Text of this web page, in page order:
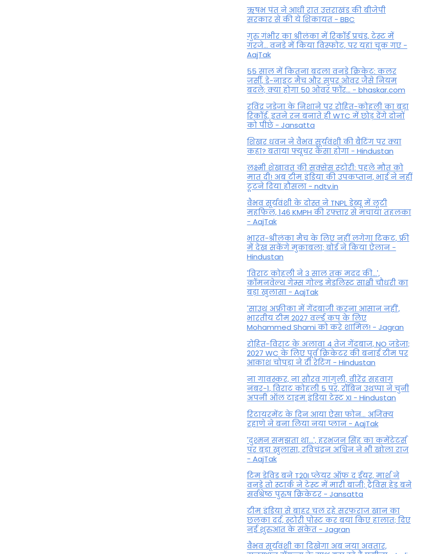
ऋषभ पंत ने आधी रात उत्तराखंड की बीजेपी
सरकार से की ये शिकायत - BBC
गुरु गंभीर का श्रीलंका में र‍िकॉर्ड प्रचंड, टेस्ट में
गरजे... वनडे में किया व‍िस्फोट, पर यहां चूक गए -
AajTak
55 साल में कितना बदला वनडे क्रिकेट: कलर
जर्सी, डे-नाइट मैच और सुपर ओवर जैसे नियम
बदले; क्या होगा 50 ओवर फॉर... - bhaskar.com
रविंद्र जडेजा के निशाने पर रोहित-कोहली का बड़ा
रिकॉर्ड, इतने रन बनाते ही WTC में छोड़ देंगे दोनों
को पीछे - Jansatta
शिखर धवन ने वैभव सूर्यवंशी की बैटिंग पर क्या
कहा? बताया फ्यूचर कैसा होगा - Hindustan
लक्ष्मी शेखावत की सक्‍सेस स्‍टोरी: पहले मौत को
मात दी! अब टीम इंडिया की उपकप्तान, भाई ने नहीं
टूटने दिया हौसला - ndtv.in
वैभव सूर्यवंशी के दोस्त ने TNPL डेब्यू में लूटी
महफिल, 146 KMPH की रफ्तार से मचाया तहलका
- AajTak
भारत-श्रीलंका मैच के लिए नहीं लगेगा टिकट, फ्री
में देख सकेंगे मुकाबला; बोर्ड ने किया ऐलान -
Hindustan
'विराट कोहली ने 3 साल तक मदद की...',
कॉमनवेल्थ गेम्स गोल्ड मेडलिस्ट साक्षी चौधरी का
बड़ा खुलासा - AajTak
'साउथ अफ्रीका में गेंदबाजी करना आसान नहीं',
भारतीय टीम 2027 वर्ल्‍ड कप के लिए
Mohammed Shami को करे शामिल! - Jagran
रोहित-विराट के अलावा 4 तेज गेंदबाज, NO जडेजा;
2027 WC के लिए पूर्व क्रिकेटर की बनाई टीम पर
आकाश चोपड़ा ने दी रेटिंग - Hindustan
ना गावस्कर, ना सौरव गांगुली, वीरेंद्र सहवाग
नंबर-1, विराट कोहली 5 पर, रॉबिन उथप्पा ने चुनी
अपनी ऑल टाइम इंडिया टेस्ट XI - Hindustan
रिटायरमेंट के दिन आया ऐसा फोन... अजिंक्य
रहाणे ने बना लिया नया प्लान - AajTak
'दुश्मन समझता था...', हरभजन सिंह का कमेंटेटर्स
पर बड़ा खुलासा, रव‍िचंद्रन अश्विन ने भी खोला राज
- AajTak
टिम डेविड बने T20I प्लेयर ऑफ द ईयर, मार्श ने
वनडे तो स्टार्क ने टेस्ट में मारी बाजी; ट्रैविस हेड बने
सर्वश्रेष्ठ पुरुष क्रिकेटर - Jansatta
टीम इंडिया से बाहर चल रहे सरफराज खान का
छलका दर्द, स्टोरी पोस्ट कर बयां किए हालात; दिए
नई शुरुआत के संकेत - Jagran
वैभव सूर्यवंशी का दिखेगा अब नया अवतार,